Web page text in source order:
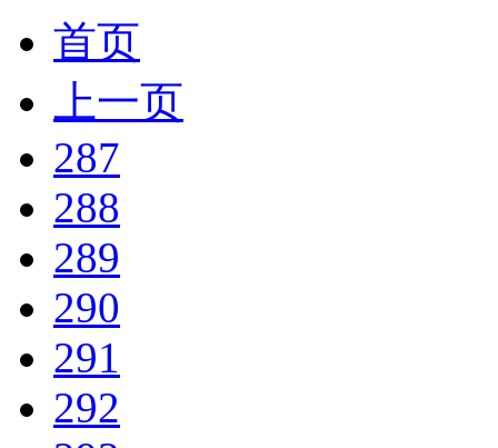
首页
上一页
287
288
289
290
291
292